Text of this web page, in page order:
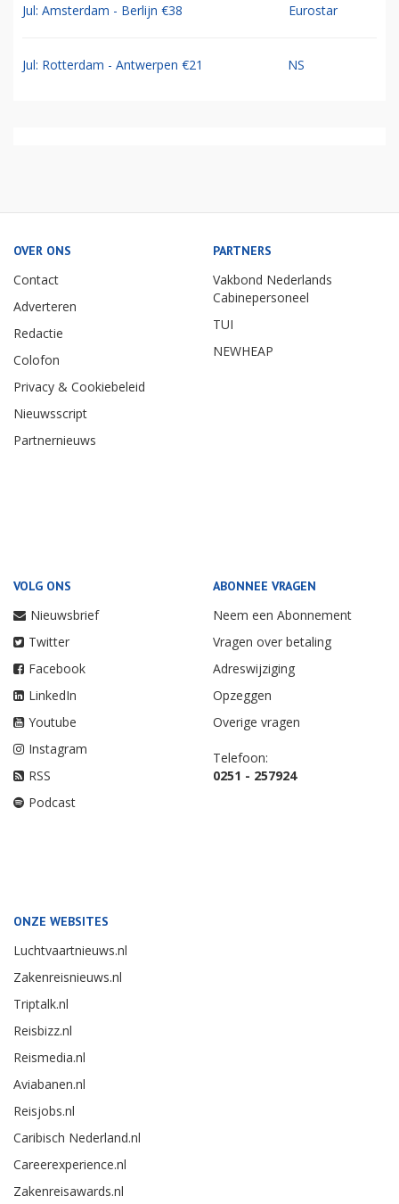
Jul: Amsterdam - Berlijn €38 Eurostar
Jul: Rotterdam - Antwerpen €21 NS
OVER ONS
Contact
Adverteren
Redactie
Colofon
Privacy & Cookiebeleid
Nieuwsscript
Partnernieuws
PARTNERS
Vakbond Nederlands
Cabinepersoneel
TUI
NEWHEAP
VOLG ONS
Nieuwsbrief
Twitter
Facebook
LinkedIn
Youtube
Instagram
RSS
Podcast
ABONNEE VRAGEN
Neem een Abonnement
Vragen over betaling
Adreswijziging
Opzeggen
Overige vragen
Telefoon:
0251 - 257924
ONZE WEBSITES
Luchtvaartnieuws.nl
Zakenreisnieuws.nl
Triptalk.nl
Reisbizz.nl
Reismedia.nl
Aviabanen.nl
Reisjobs.nl
Caribisch Nederland.nl
Careerexperience.nl
Zakenreisawards.nl